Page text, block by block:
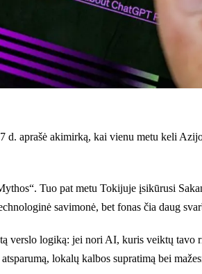
aprašė akimirką, kai vienu metu keli
Tuo pat metu Tokijuje įsikūrusi
savimonė, bet fonas čia daug
verslo logiką: jei nori AI, kuris veiktų
lokalų kalbos supratimą bei